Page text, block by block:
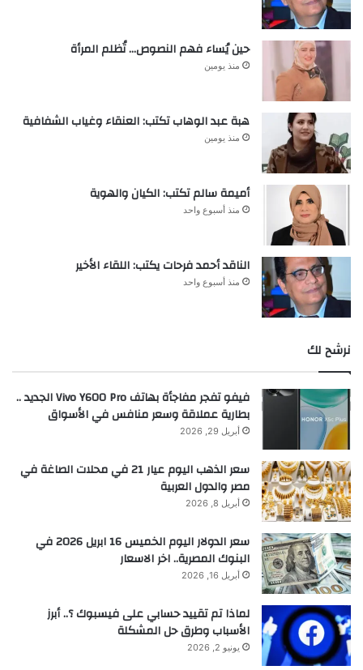
حين يُساء فهم النصوص… تُظلم المرأة
منذ يومين
هبة عبد الوهاب تكتب: العنقاء وغياب الشفافية
منذ يومين
أميمة سالم تكتب: الكيان والهوية
منذ أسبوع واحد
الناقد أحمد فرحات يكتب: اللقاء الأخير
منذ أسبوع واحد
نرشح لك
فيفو تفجر مفاجأة بهاتف Vivo Y600 Pro الجديد ..
بطارية عملاقة وسعر منافس في الأسواق
أبريل 29, 2026
سعر الذهب اليوم عيار 21 في محلات الصاغة في
مصر والدول العربية
أبريل 8, 2026
سعر الدولار اليوم الخميس 16 ابريل 2026 في
البنوك المصرية.. اخر الاسعار
أبريل 16, 2026
لماذا تم تقييد حسابي على فيسبوك ؟.. أبرز
الأسباب وطرق حل المشكلة
يونيو 2, 2026